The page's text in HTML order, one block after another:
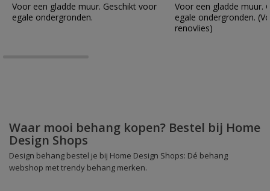
Voor een gladde muur. Geschikt voor
egale ondergronden.
Voor een gladde muur.
egale ondergronden.
renovlies)
Waar mooi behang kopen? Bestel bij Home
Design Shops
Design behang bestel je bij Home Design Shops: Dé behang
webshop met trendy behang merken.